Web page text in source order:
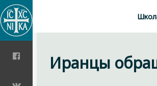
Иранцы